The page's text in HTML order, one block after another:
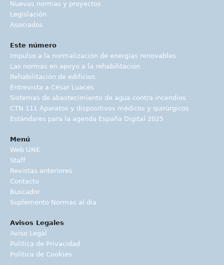
Nuevas normas y proyectos
Legislación
Asociados
Este número
Impulso a la normalización de energías renovables
Las normas en apoyo a la rehabilitación
Rehabilitación de edificios
Entrevista a César Luaces
Sistemas de abastecimiento de agua contra incendios
CTN 111 Aparatos y dispositivos médicos y quirúrgicos
Estándares para la agenda España Digital 2025
Menú
Web UNE
Staff
Revistas anteriores
Contacto
Buscador
Suplemento Normas al día
Avisos Legales
Aviso Legal
Política de Privacidad
Política de Cookies